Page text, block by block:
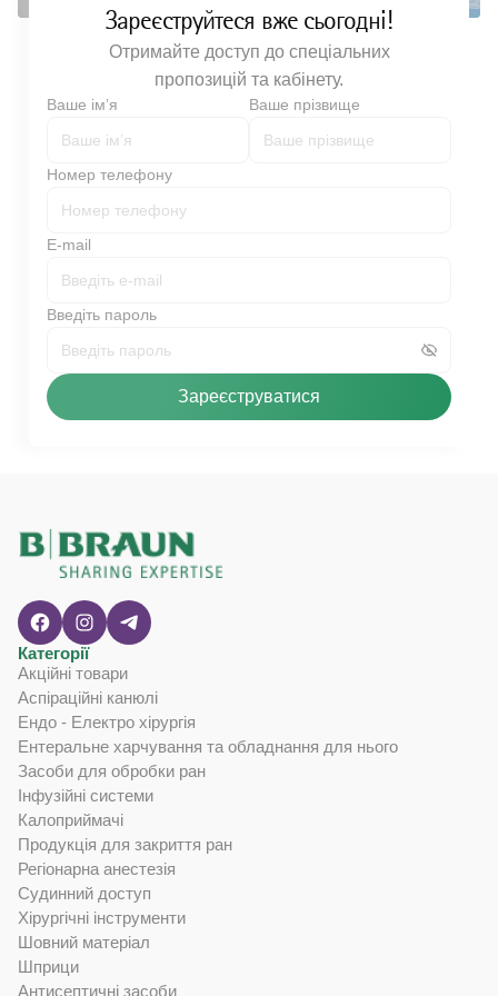
Зареєструйтеся вже сьогодні!
Отримайте доступ до спеціальних
пропозицій та кабінету.
Ваше імʼя Ваше прізвище
Номер телефону
E-mail
Введіть пароль
Зареєструватися
Категорії
Акційні товари
Аспіраційні канюлі
Ендо - Електро хірургія
Ентеральне харчування та обладнання для нього
Засоби для обробки ран
Інфузійні системи
Калоприймачі
Продукція для закриття ран
Регіонарна анестезія
Судинний доступ
Хірургічні інструменти
Шовний матеріал
Шприци
Антисептичні засоби